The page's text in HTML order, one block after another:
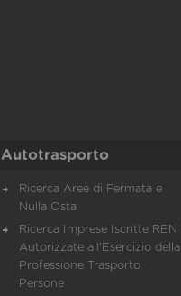
Autotrasporto
Ricerca Aree di Fermata e
Nulla Osta
Ricerca Imprese Iscritte REN
Autorizzate all'Esercizio della
Professione Trasporto
Persone